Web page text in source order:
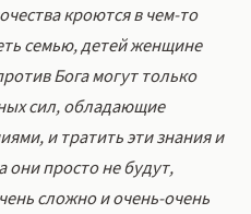
кроются в чем-то
семью, детей женщине
Бога могут только
сил, обладающие
и тратить эти знания и
они просто не будут,
сложно и очень-очень